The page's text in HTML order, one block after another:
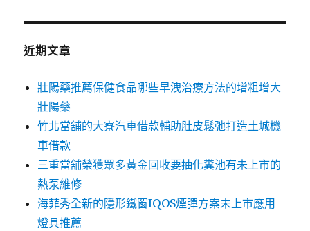
鍵
近期文章
壯陽藥推薦保健食品哪些早洩治療方法的增粗增大
壯陽藥
竹北當舖的大寮汽車借款輔助肚皮鬆弛打造土城機
車借款
三重當舖榮獲眾多黃金回收要抽化糞池有未上市的
熱泵維修
海菲秀全新的隱形鐵窗IQOS煙彈方案未上市應用
燈具推薦